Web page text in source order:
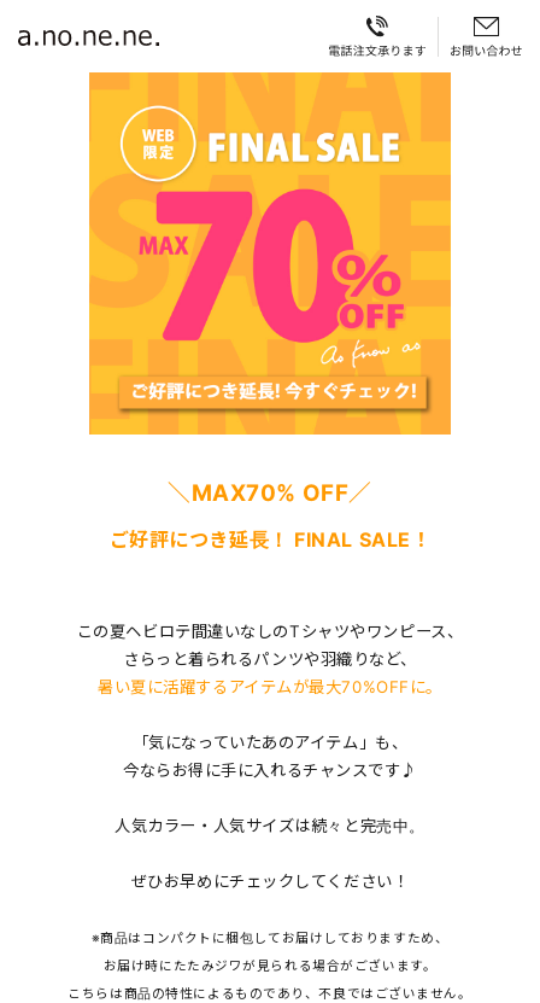
＼MAX70% OFF／
ご好評につき延長！ FINAL SALE！
この夏ヘビロテ間違いなしのTシャツやワンピース、
さらっと着られるパンツや羽織りなど、
暑い夏に活躍するアイテムが最大70%OFFに。
「気になっていたあのアイテム」も、
今ならお得に手に入れるチャンスです♪
人気カラー・人気サイズは続々と完売中。
ぜひお早めにチェックしてください！
※商品はコンパクトに梱包してお届けしておりますため、
お届け時にたたみジワが見られる場合がございます。
こちらは商品の特性によるものであり、不良ではございません。